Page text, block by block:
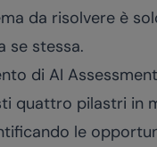
da risolvere è
se stessa.
di AI Assessment
quattro pilastri in
le